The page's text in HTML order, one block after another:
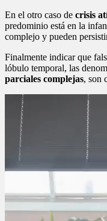
En el otro caso de crisis
predominio está en la
complejo y pueden
Finalmente indicar que
lóbulo temporal, las
parciales complejas, son